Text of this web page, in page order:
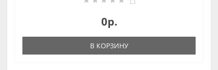
0р.
В КОРЗИНУ